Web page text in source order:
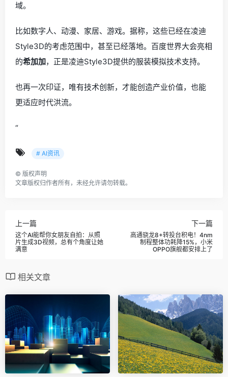
域。
比如数字人、动漫、家居、游戏。据称，这些已经在凌迪
Style3D的考虑范围中，甚至已经落地。百度世界大会亮相
的希加加，正是凌迪Style3D提供的服装模拟技术支持。
也再一次印证，唯有技术创新，才能创造产业价值，也能
更适应时代洪流。
“
# AI资讯
© 版权声明
文章版权归作者所有，未经允许请勿转载。
上一篇
这个AI能帮你女朋友自拍：从照
片生成3D视频，总有个角度让她
满意
下一篇
高通骁龙8+转投台积电！4nm
制程整体功耗降15%，小米
OPPO旗舰都安排上了
相关文章